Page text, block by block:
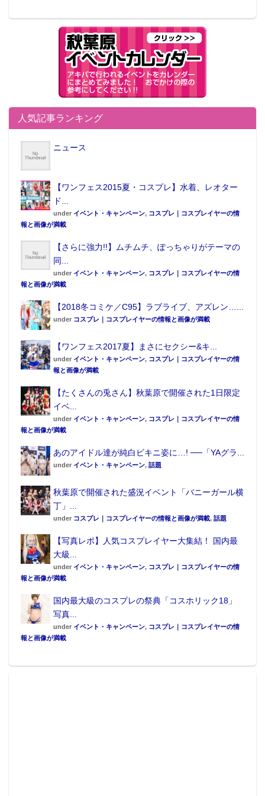
この記事が気に入ったらフォローしよう
人気記事ランキング
ニュース
【ワンフェス2015夏・コスプレ】水着、レオター
ド...
under イベント・キャンペーン, コスプレ｜コスプレイヤーの情
報と画像が満載
【さらに強力!!】ムチムチ、ぽっちゃりがテーマの
同...
under イベント・キャンペーン, コスプレ｜コスプレイヤーの情
報と画像が満載
【2018冬コミケ／C95】ラブライブ、アズレン…...
under コスプレ｜コスプレイヤーの情報と画像が満載
【ワンフェス2017夏】まさにセクシー&キ...
under イベント・キャンペーン, コスプレ｜コスプレイヤーの情
報と画像が満載
【たくさんの兎さん】秋葉原で開催された1日限定
イベ...
under イベント・キャンペーン, コスプレ｜コスプレイヤーの情
報と画像が満載
あのアイドル達が純白ビキニ姿に…! ──「YAグラ...
under イベント・キャンペーン, 話題
秋葉原で開催された盛況イベント「バニーガール横
丁」...
under コスプレ｜コスプレイヤーの情報と画像が満載, 話題
【写真レポ】人気コスプレイヤー大集結！ 国内最
大級...
under イベント・キャンペーン, コスプレ｜コスプレイヤーの情
報と画像が満載
国内最大級のコスプレの祭典「コスホリック18」
写真...
under イベント・キャンペーン, コスプレ｜コスプレイヤーの情
報と画像が満載